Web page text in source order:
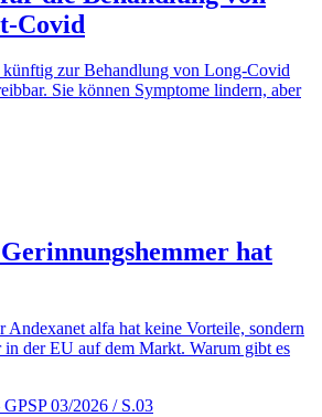
Covid
zur Behandlung von Long-Covid
Sie können Symptome lindern, aber
hat
Andexanet alfa hat keine Vorteile, sondern
in der EU auf dem Markt. Warum gibt es
GPSP 03/2026 / S.03